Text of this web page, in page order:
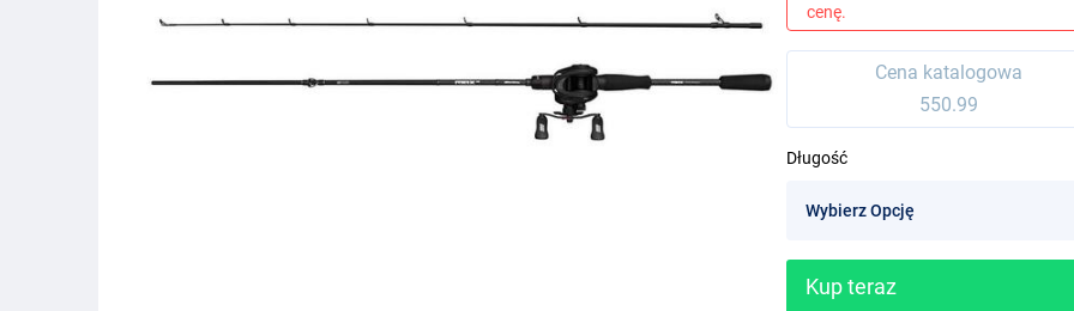
cenę.
Cena katalogowa
550.99
Długość
Kup teraz